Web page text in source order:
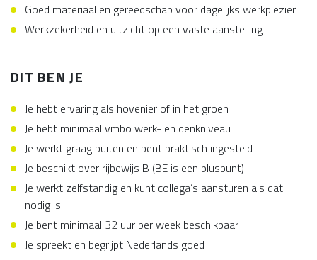
Goed materiaal en gereedschap voor dagelijks werkplezier
Werkzekerheid en uitzicht op een vaste aanstelling
DIT BEN JE
Je hebt ervaring als hovenier of in het groen
Je hebt minimaal vmbo werk- en denkniveau
Je werkt graag buiten en bent praktisch ingesteld
Je beschikt over rijbewijs B (BE is een pluspunt)
Je werkt zelfstandig en kunt collega’s aansturen als dat
nodig is
Je bent minimaal 32 uur per week beschikbaar
Je spreekt en begrijpt Nederlands goed